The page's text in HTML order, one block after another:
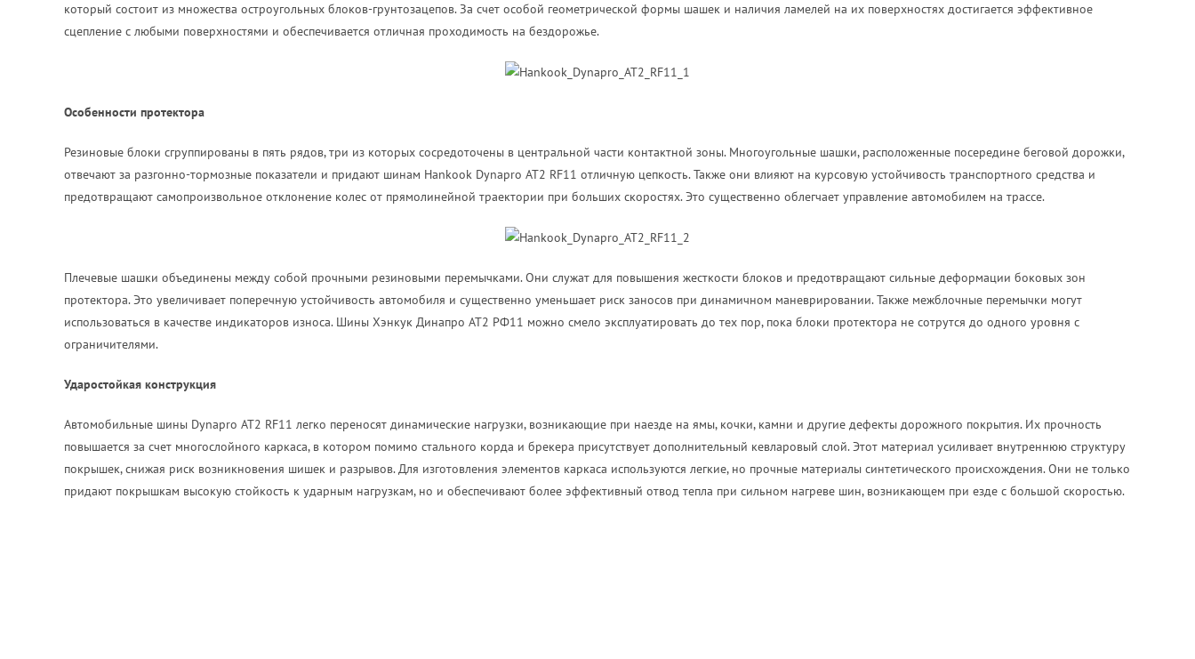
который состоит из множества остроугольных блоков-грунтозацепов. За счет особой геометрической формы шашек и наличия ламелей на их поверхностях достигается эффективное
сцепление с любыми поверхностями и обеспечивается отличная проходимость на бездорожье.
Особенности протектора
Резиновые блоки сгруппированы в пять рядов, три из которых сосредоточены в центральной части контактной зоны. Многоугольные шашки, расположенные посередине беговой дорожки,
отвечают за разгонно-тормозные показатели и придают шинам Hankook Dynapro AT2 RF11 отличную цепкость. Также они влияют на курсовую устойчивость транспортного средства и
предотвращают самопроизвольное отклонение колес от прямолинейной траектории при больших скоростях. Это существенно облегчает управление автомобилем на трассе.
Плечевые шашки объединены между собой прочными резиновыми перемычками. Они служат для повышения жесткости блоков и предотвращают сильные деформации боковых зон
протектора. Это увеличивает поперечную устойчивость автомобиля и существенно уменьшает риск заносов при динамичном маневрировании. Также межблочные перемычки могут
использоваться в качестве индикаторов износа. Шины Хэнкук Динапро АТ2 РФ11 можно смело эксплуатировать до тех пор, пока блоки протектора не сотрутся до одного уровня с
ограничителями.
Ударостойкая конструкция
Автомобильные шины Dynapro AT2 RF11 легко переносят динамические нагрузки, возникающие при наезде на ямы, кочки, камни и другие дефекты дорожного покрытия. Их прочность
повышается за счет многослойного каркаса, в котором помимо стального корда и брекера присутствует дополнительный кевларовый слой. Этот материал усиливает внутреннюю структуру
покрышек, снижая риск возникновения шишек и разрывов. Для изготовления элементов каркаса используются легкие, но прочные материалы синтетического происхождения. Они не только
придают покрышкам высокую стойкость к ударным нагрузкам, но и обеспечивают более эффективный отвод тепла при сильном нагреве шин, возникающем при езде с большой скоростью.